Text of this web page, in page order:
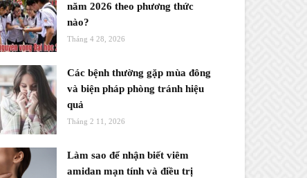
năm 2026 theo phương thức
nào?
Tháng 4 28, 2026
Các bệnh thường gặp mùa đông
và biện pháp phòng tránh hiệu
quả
Tháng 2 11, 2026
Làm sao để nhận biết viêm
amidan mạn tính và điều trị